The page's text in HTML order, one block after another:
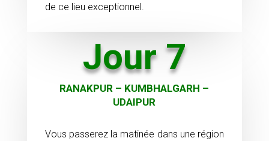
de ce lieu exceptionnel.
Jour 7
RANAKPUR – KUMBHALGARH –
UDAIPUR
Vous passerez la matinée dans une région